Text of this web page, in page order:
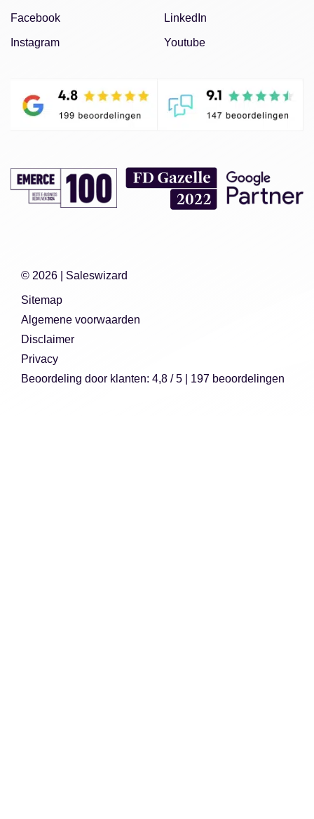
Facebook
Instagram
LinkedIn
Youtube
© 2026 | Saleswizard
Sitemap
Algemene voorwaarden
Disclaimer
Privacy
Beoordeling door klanten: 4,8 /5 197 beoordelingen